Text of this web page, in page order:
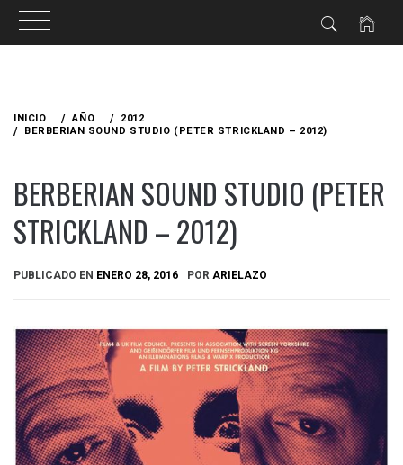
contenido
INICIO AÑO
2012
BERBERIAN SOUND STUDIO (PETER STRICKLAND – 2012)
BERBERIAN SOUND STUDIO (PETER
STRICKLAND – 2012)
PUBLICADO EN ENERO 28, 2016 POR ARIELAZO